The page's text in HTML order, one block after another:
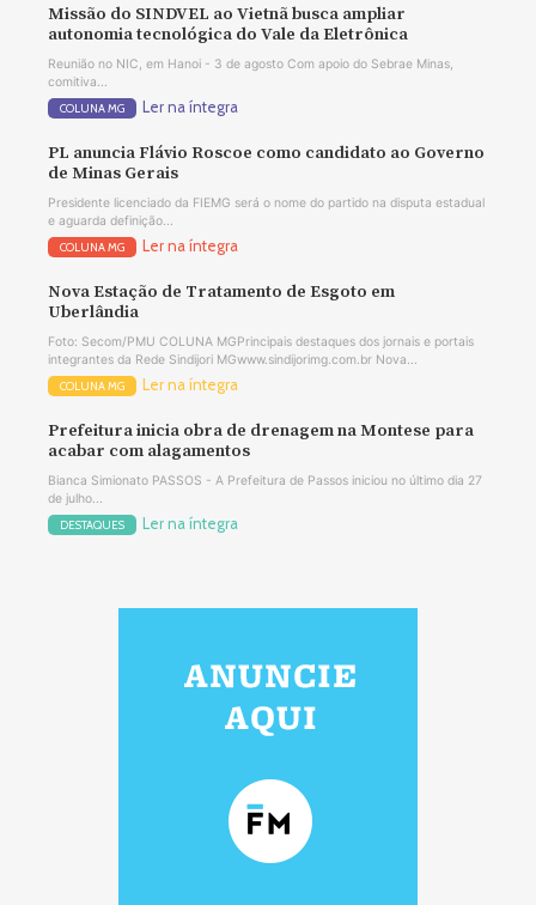
Missão do SINDVEL ao Vietnã busca ampliar
autonomia tecnológica do Vale da Eletrônica
Reunião no NIC, em Hanoi - 3 de agosto Com apoio do Sebrae Minas,
comitiva...
COLUNA MG Ler na íntegra
PL anuncia Flávio Roscoe como candidato ao Governo
de Minas Gerais
Presidente licenciado da FIEMG será o nome do partido na disputa estadual
e aguarda definição...
COLUNA MG Ler na íntegra
Nova Estação de Tratamento de Esgoto em
Uberlândia
Foto: Secom/PMU COLUNA MGPrincipais destaques dos jornais e portais
integrantes da Rede Sindijori MGwww.sindijorimg.com.br Nova...
COLUNA MG Ler na íntegra
Prefeitura inicia obra de drenagem na Montese para
acabar com alagamentos
Bianca Simionato PASSOS - A Prefeitura de Passos iniciou no último dia 27
de julho...
DESTAQUES Ler na íntegra